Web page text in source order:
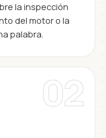
la inspección
del motor o la
palabra.
02